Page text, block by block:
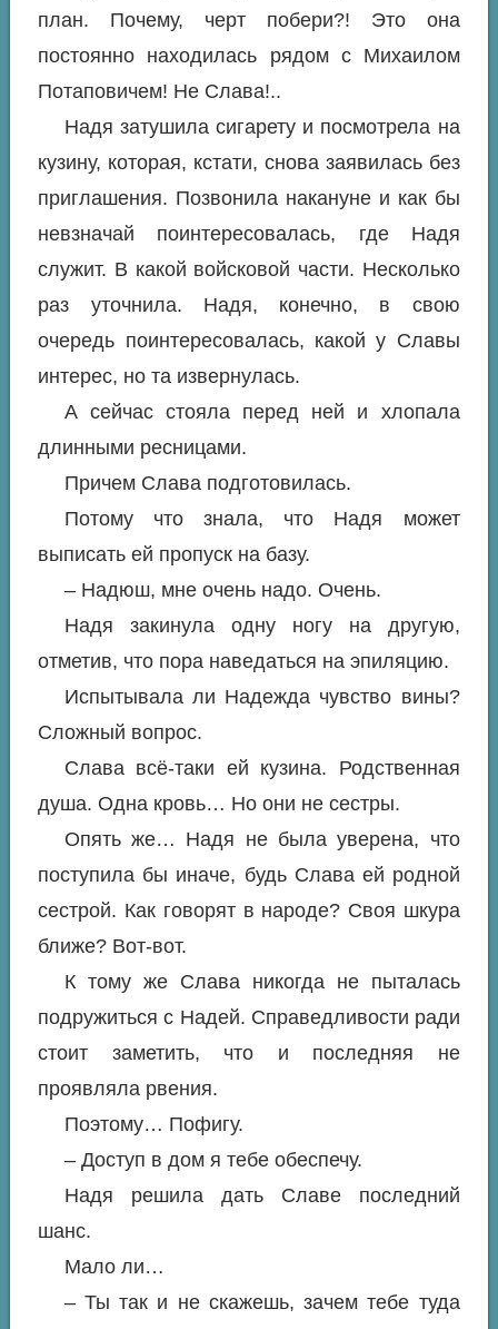
план. Почему, черт побери?! Это она
постоянно находилась рядом с Михаилом
Потаповичем! Не Слава!..
Надя затушила сигарету и посмотрела на
кузину, которая, кстати, снова заявилась без
приглашения. Позвонила накануне и как бы
невзначай поинтересовалась, где Надя
служит. В какой войсковой части. Несколько
раз уточнила. Надя, конечно, в свою
очередь поинтересовалась, какой у Славы
интерес, но та извернулась.
А сейчас стояла перед ней и хлопала
длинными ресницами.
Причем Слава подготовилась.
Потому что знала, что Надя может
выписать ей пропуск на базу.
– Надюш, мне очень надо. Очень.
Надя закинула одну ногу на другую,
отметив, что пора наведаться на эпиляцию.
Испытывала ли Надежда чувство вины?
Сложный вопрос.
Слава всё-таки ей кузина. Родственная
душа. Одна кровь… Но они не сестры.
Опять же… Надя не была уверена, что
поступила бы иначе, будь Слава ей родной
сестрой. Как говорят в народе? Своя шкура
ближе? Вот-вот.
К тому же Слава никогда не пыталась
подружиться с Надей. Справедливости ради
стоит заметить, что и последняя не
проявляла рвения.
Поэтому… Пофигу.
– Доступ в дом я тебе обеспечу.
Надя решила дать Славе последний
шанс.
Мало ли…
– Ты так и не скажешь, зачем тебе туда